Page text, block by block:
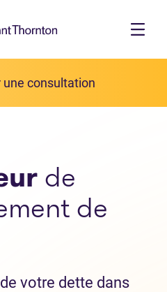
une consultation
de
de
votre dette dans